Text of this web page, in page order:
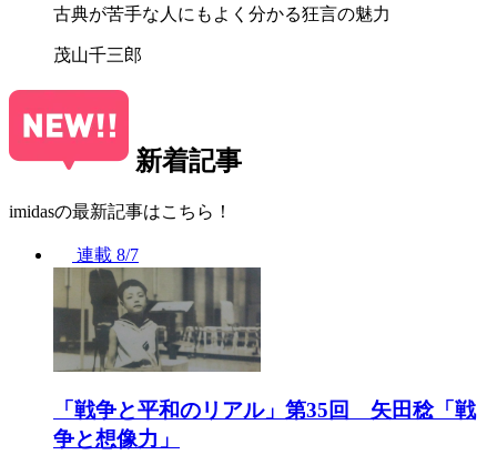
古典が苦手な人にもよく分かる狂言の魅力
茂山千三郎
新着記事
imidasの最新記事はこちら！
連載 8/7
「戦争と平和のリアル」第35回 矢田稔「戦
争と想像力」